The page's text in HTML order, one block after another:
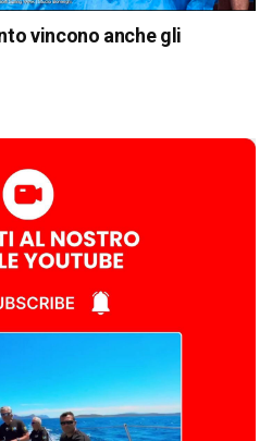
vincono anche gli